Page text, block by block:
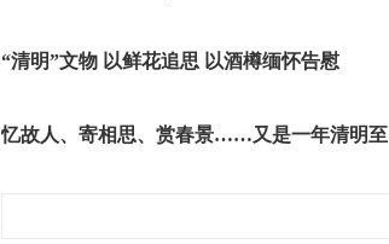
“清明”文物 以鲜花追思 以酒樽缅怀告慰
忆故人、寄相思、赏春景……又是一年清明至